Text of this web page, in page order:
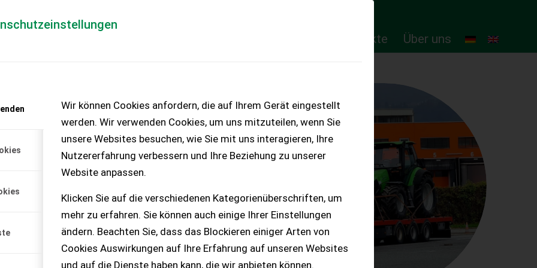
Wir können Cookies anfordern, die auf Ihrem Gerät eingestellt
werden. Wir verwenden Cookies, um uns mitzuteilen, wenn Sie
unsere Websites besuchen, wie Sie mit uns interagieren, Ihre
Nutzererfahrung verbessern und Ihre Beziehung zu unserer
Website anpassen.
Klicken Sie auf die verschiedenen Kategorienüberschriften, um
mehr zu erfahren. Sie können auch einige Ihrer Einstellungen
ändern. Beachten Sie, dass das Blockieren einiger Arten von
Cookies Auswirkungen auf Ihre Erfahrung auf unseren Websites
und auf die Dienste haben kann, die wir anbieten können.
Online-Produkte Über uns
– KEINE
Passend zu Steyr 9105 -
die...